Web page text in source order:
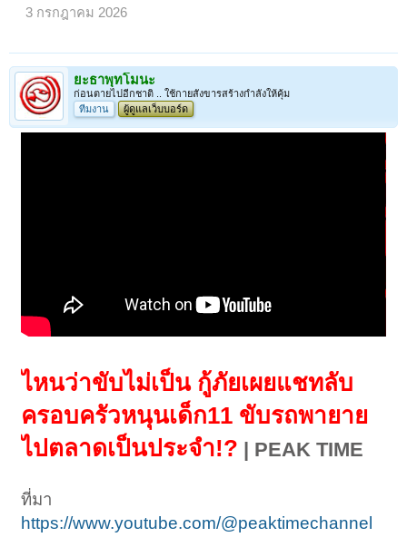
3 กรกฎาคม 2026
ยะธาพุทโมนะ
ก่อนตายไปอีกชาติ .. ใช้กายสังขารสร้างกำลังให้คุ้ม
ทีมงาน
ผู้ดูแลเว็บบอร์ด
ไหนว่าขับไม่เป็น กู้ภัยเผยแชทลับ
ครอบครัวหนุนเด็ก11 ขับรถพายาย
ไปตลาดเป็นประจำ!? | PEAK TIME
ที่มา
https://www.youtube.com/@peaktimechannel